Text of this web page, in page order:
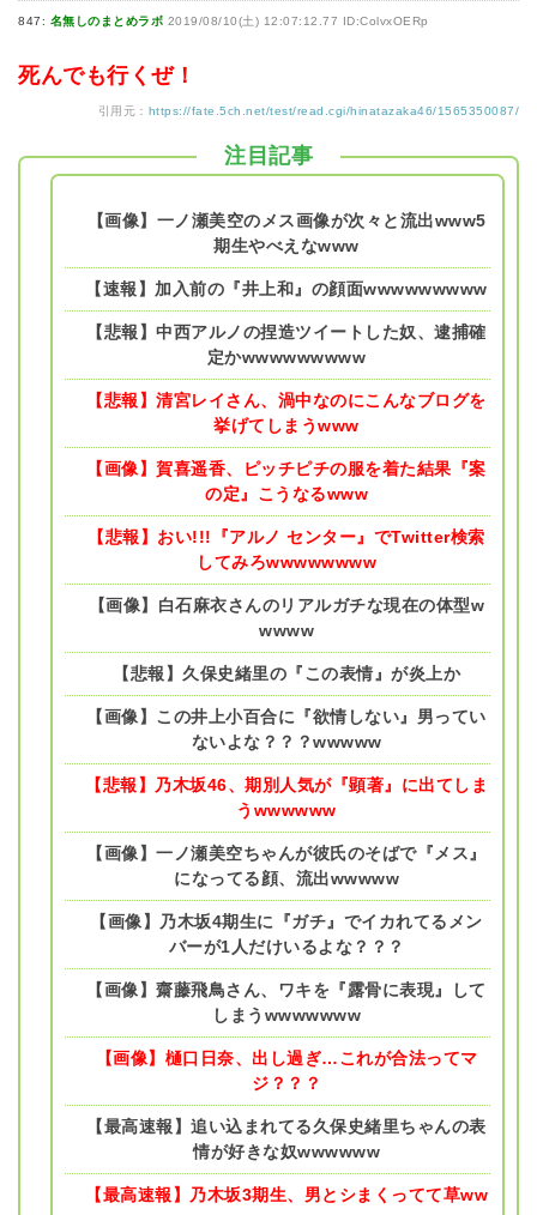
847: 名無しのまとめラボ 2019/08/10(土) 12:07:12.77 ID:ColvxOERp
死んでも行くぜ！
引用元： https://fate.5ch.net/test/read.cgi/hinatazaka46/1565350087/
注目記事
【画像】一ノ瀬美空のメス画像が次々と流出www5
期生やべえなwww
【速報】加入前の『井上和』の顔面wwwwwwwww
【悲報】中西アルノの捏造ツイートした奴、逮捕確
定かwwwwwwwww
【悲報】清宮レイさん、渦中なのにこんなブログを
挙げてしまうwww
【画像】賀喜遥香、ピッチピチの服を着た結果『案
の定』こうなるwww
【悲報】おい!!!『アルノ センター』でTwitter検索
してみろwwwwwwww
【画像】白石麻衣さんのリアルガチな現在の体型w
wwww
【悲報】久保史緒里の『この表情』が炎上か
【画像】この井上小百合に『欲情しない』男ってい
ないよな？？？wwwww
【悲報】乃木坂46、期別人気が『顕著』に出てしま
うwwwwww
【画像】一ノ瀬美空ちゃんが彼氏のそばで『メス』
になってる顔、流出wwwww
【画像】乃木坂4期生に『ガチ』でイカれてるメン
バーが1人だけいるよな？？？
【画像】齋藤飛鳥さん、ワキを『露骨に表現』して
しまうwwwwwww
【画像】樋口日奈、出し過ぎ…これが合法ってマ
ジ？？？
【最高速報】追い込まれてる久保史緒里ちゃんの表
情が好きな奴wwwwww
【最高速報】乃木坂3期生、男とシまくってて草ww